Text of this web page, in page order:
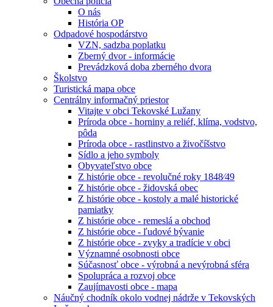
O nás
História OP
Odpadové hospodárstvo
VZN, sadzba poplatku
Zberný dvor - informácie
Prevádzková doba zberného dvora
Školstvo
Turistická mapa obce
Centrálny informačný priestor
Vitajte v obci Tekovské Lužany
Príroda obce - horniny a reliéf, klíma, vodstvo,
pôda
Príroda obce - rastlinstvo a živočíšstvo
Sídlo a jeho symboly
Obyvateľstvo obce
Z histórie obce - revolučné roky 1848⁄49
Z histórie obce - židovská obec
Z histórie obce - kostoly a malé historické
pamiatky
Z histórie obce - remeslá a obchod
Z histórie obce - ľudové bývanie
Z histórie obce - zvyky a tradície v obci
Významné osobnosti obce
Súčasnosť obce - výrobná a nevýrobná sféra
Spolupráca a rozvoj obce
Zaujímavosti obce - mapa
Náučný chodník okolo vodnej nádrže v Tekovských